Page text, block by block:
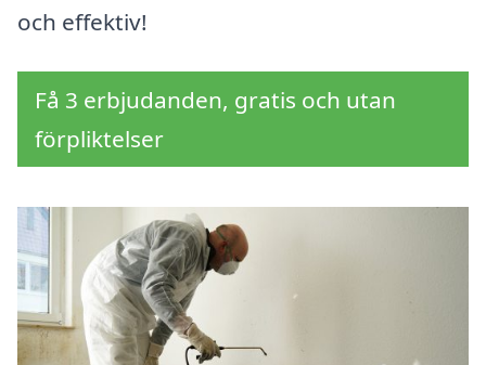
och effektiv!
Få 3 erbjudanden, gratis och utan
förpliktelser